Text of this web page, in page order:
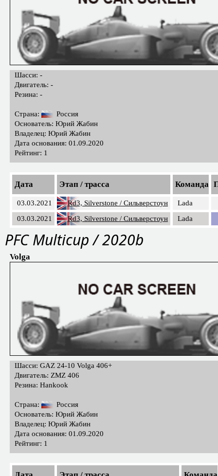
Шасси: -
Двигатель: -
Резина: -
Страна:
Россия
Основатель: Юрий Жабин
Владелец: Юрий Жабин
Дата основания: 01.09.2020
Рейтинг: 1
Дата Этап / трасса Команда
03.03.2021 Rd3, Silverstone / Сильверстоун
Lada
03.03.2021
Rd3, Silverstone / Сильверстоун Lada
PFС Multicup / 2020b
Volga
Шасси: GAZ 24-10 Volga 406+
Двигатель: ZMZ 406
Резина: Hankook
Страна:
Россия
Основатель: Юрий Жабин
Владелец: Юрий Жабин
Дата основания: 01.09.2020
Рейтинг: 1